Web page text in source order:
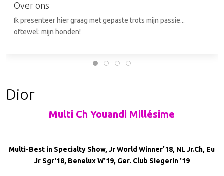
Over ons
Ik presenteer hier graag met gepaste trots mijn passie...
oftewel: mijn honden!
Dior
Multi Ch Youandi Millésime
Multi-Best in Specialty Show, Jr World Winner'18, NL Jr.Ch, Eu
Jr Sgr'18, Benelux W'19, Ger. Club Siegerin '19